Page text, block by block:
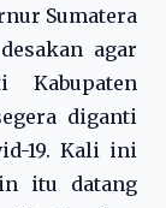
Sumatera
agar
Kabupaten
diganti
19. Kali ini
itu datang